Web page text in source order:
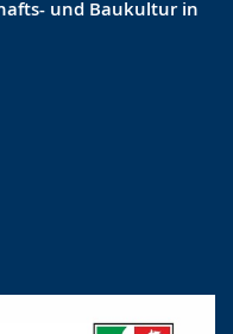
und Baukultur in